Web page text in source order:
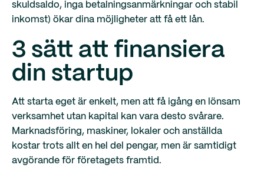
skuldsaldo, inga betalningsanmärkningar och stabil
inkomst) ökar dina möjligheter att få ett lån.
3 sätt att finansiera
din startup
Att starta eget är enkelt, men att få igång en lönsam
verksamhet utan kapital kan vara desto svårare.
Marknadsföring, maskiner, lokaler och anställda
kostar trots allt en hel del pengar, men är samtidigt
avgörande för företagets framtid.